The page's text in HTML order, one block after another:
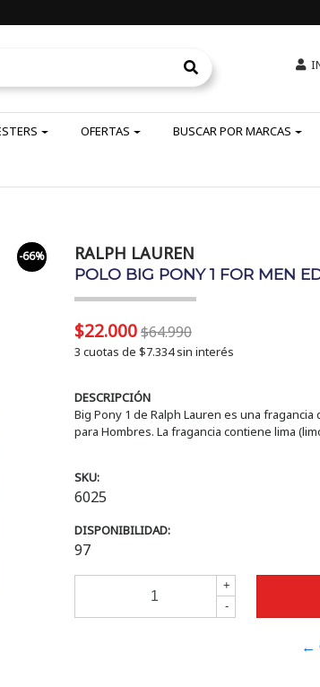
OFERTAS BUSCAR POR MARCAS
-66% RALPH LAUREN
POLO BIG PONY 1 FOR MEN
$22.000$64.990
3 cuotas de $7.334sin interés
DESCRIPCIÓN
Big Pony 1 de Ralph Lauren es una
para Hombres. La fragancia contiene lima
SKU:
6025
DISPONIBILIDAD:
97
+
-
←